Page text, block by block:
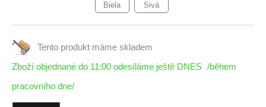
Biela Sivá
Tento produkt máme skladem
Zboží objednané do 11:00 odesíláme ještě DNES /během
pracovního dne/